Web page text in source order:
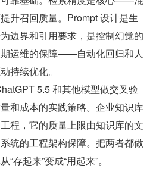
升召回质量。Prompt 设计是生
边界和引用要求，是控制幻觉的
运维的保障——自动化回归和人
持续优化。
5.5 和其他模型做交叉验
和成本的实践策略。企业知识库
程，它的质量上限由知识库的文
统的工程架构保障。把两者都做
存起来”变成“用起来”。